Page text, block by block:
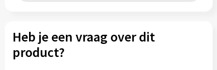
Heb je een vraag over dit
product?